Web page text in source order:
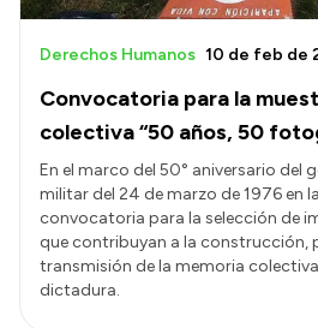
Convocatoria para la
colectiva “50 años, 50
Derechos Humanos 10 de feb de
En el marco del 50° aniversario del
militar del 24 de marzo de 1976 en
convocatoria para la selección de
que contribuyan a la construcción,
transmisión de la memoria
dictadura.